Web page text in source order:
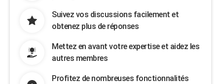
Suivez vos discussions facilement et
obtenez plus de réponses
Mettez en avant votre expertise et aidez les
autres membres
Profitez de nombreuses fonctionnalités